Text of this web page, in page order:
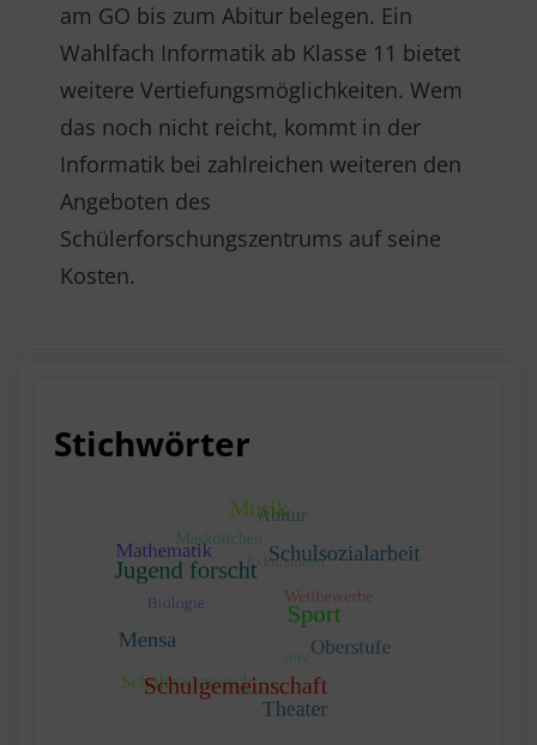
am GO bis zum Abitur belegen. Ein
Wahlfach Informatik ab Klasse 11 bietet
weitere Vertiefungsmöglichkeiten. Wem
das noch nicht reicht, kommt in der
Informatik bei zahlreichen weiteren den
Angeboten des
Schülerforschungszentrums auf seine
Kosten.
Stichwörter